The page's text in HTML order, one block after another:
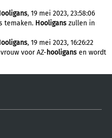
, 19 mei 2023, 23:58:06
temaken. Hooligans zullen in
, 19 mei 2023, 16:26:22
voor AZ- hooligans en wordt